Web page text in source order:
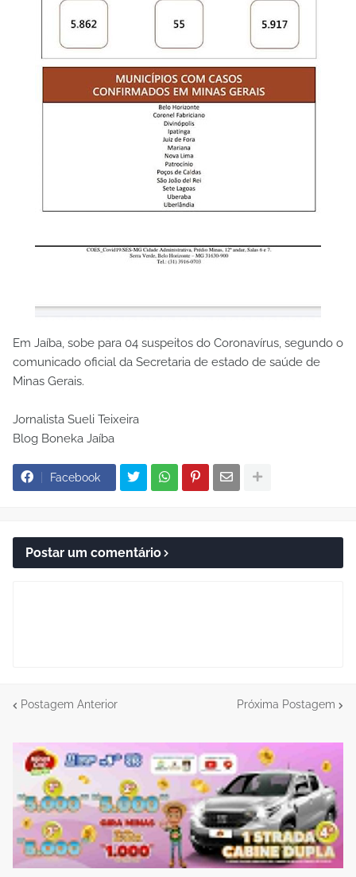
Em Jaíba, sobe para 04 suspeitos do Coronavírus, segundo o
comunicado oficial da Secretaria de estado de saúde de
Minas Gerais.
Jornalista Sueli Teixeira
Blog Boneka Jaíba
Facebook
Postar um comentário
Postagem Anterior Próxima Postagem